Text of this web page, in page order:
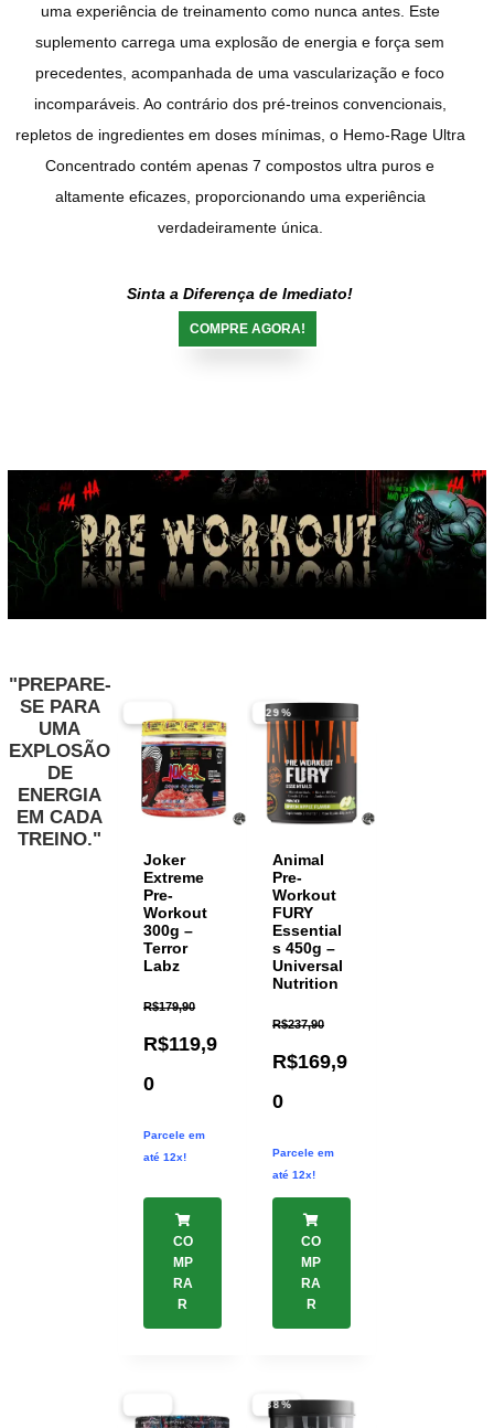
uma experiência de treinamento como nunca antes. Este
suplemento carrega uma explosão de energia e força sem
precedentes, acompanhada de uma vascularização e foco
incomparáveis. Ao contrário dos pré-treinos convencionais,
repletos de ingredientes em doses mínimas, o Hemo-Rage Ultra
Concentrado contém apenas 7 compostos ultra puros e
altamente eficazes, proporcionando uma experiência
verdadeiramente única.
Sinta a Diferença de Imediato!
COMPRE AGORA!
"PREPARE-
SE PARA
UMA
EXPLOSÃO
DE
ENERGIA
EM CADA
TREINO."
Joker
Extreme
Pre-
Workout
300g –
Terror
Labz
R$179,90
R$119,9
0
Parcele em
até 12x!
CO
MP
RA
R
-29%
Animal
Pre-
Workout
FURY
Essential
s 450g –
Universal
Nutrition
R$237,90
R$169,9
0
Parcele em
até 12x!
CO
MP
RA
R
-38%